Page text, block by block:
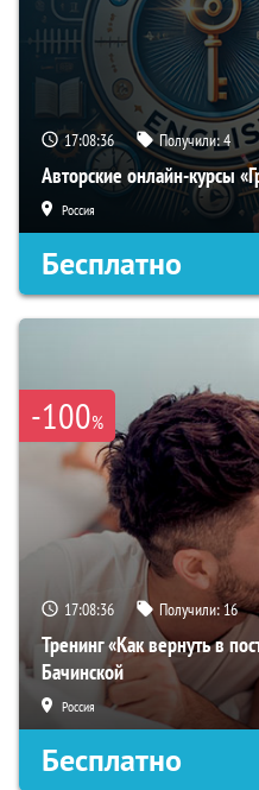
17:08:35 Получили:4
Авторские онлайн-курсы
Россия
Бесплатно
-100%
17:08:35 Получили:16
Тренинг «Как вернуть в
Бачинской
Россия
Бесплатно